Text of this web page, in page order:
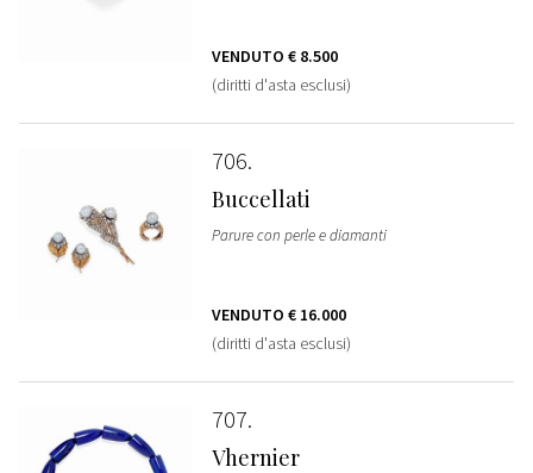
VENDUTO € 8.500
(diritti d'asta esclusi)
706
Buccellati
Parure con perle e diamanti
VENDUTO € 16.000
(diritti d'asta esclusi)
707
Vhernier